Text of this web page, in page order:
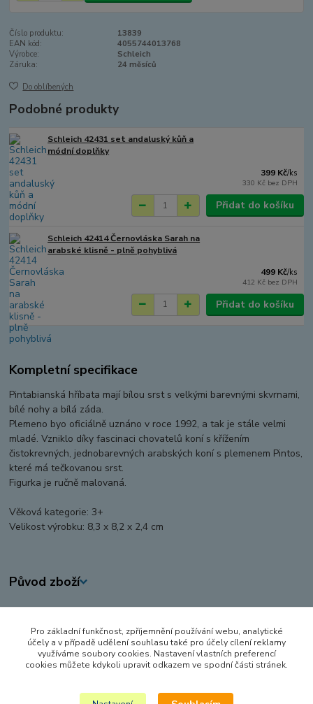
Číslo produktu:
13839
EAN kód:
4055744013768
Výrobce:
Schleich
Záruka:
24 měsíců
Do oblíbených
Podobné produkty
Schleich 42431 set andaluský kůň a
módní doplňky
399 Kč/ks
330 Kč bez DPH
Přidat do košíku
Schleich 42414 Černovláska Sarah na
arabské klisně - plně pohyblivá
499 Kč/ks
412 Kč bez DPH
Přidat do košíku
Kompletní specifikace
Pintabianská hříbata mají bílou srst s velkými barevnými skvrnami,
bílé nohy a bílá záda.
Plemeno byo oficiálně uznáno v roce 1992, a tak je stále velmi
mladé. Vzniklo díky fascinaci chovatelů koní s křížením
čistokrevných, jednobarevných arabských koní s plemenem Pintos,
které má tečkovanou srst.
Figurka je ručně malovaná.
Věková kategorie: 3+
Velikost výrobku: 8,3 x 8,2 x 2,4 cm
Původ zboží
Zboží zařazeno v kategoriích
FIGURKY A ZVÍŘÁTKA
SCHLEICH
Pro základní funkčnost, zpříjemnění používání webu, analytické
účely a v případě udělení souhlasu také pro účely cílení reklamy
využíváme soubory cookies. Nastavení vlastních preferencí
cookies můžete kdykoli upravit odkazem ve spodní části stránek.